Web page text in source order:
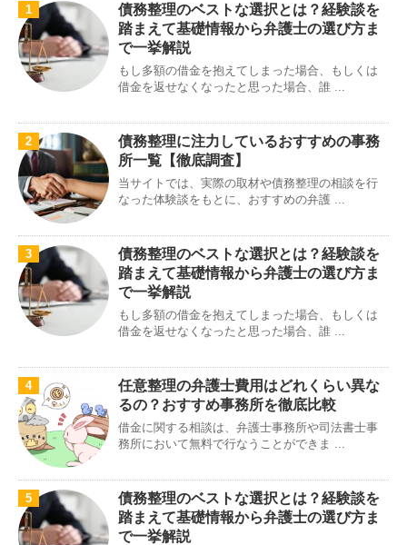
1
債務整理のベストな選択とは？経験談を
踏まえて基礎情報から弁護士の選び方ま
で一挙解説
もし多額の借金を抱えてしまった場合、もしくは
借金を返せなくなったと思った場合、誰 ...
2
債務整理に注力しているおすすめの事務
所一覧【徹底調査】
当サイトでは、実際の取材や債務整理の相談を行
なった体験談をもとに、おすすめの弁護 ...
3
債務整理のベストな選択とは？経験談を
踏まえて基礎情報から弁護士の選び方ま
で一挙解説
もし多額の借金を抱えてしまった場合、もしくは
借金を返せなくなったと思った場合、誰 ...
4
任意整理の弁護士費用はどれくらい異な
るの？おすすめ事務所を徹底比較
借金に関する相談は、弁護士事務所や司法書士事
務所において無料で行なうことができま ...
5
債務整理のベストな選択とは？経験談を
踏まえて基礎情報から弁護士の選び方ま
で一挙解説